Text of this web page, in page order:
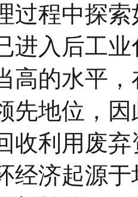
过程中探
进入后工
高的水平
先地位，
收利用废
经济起源